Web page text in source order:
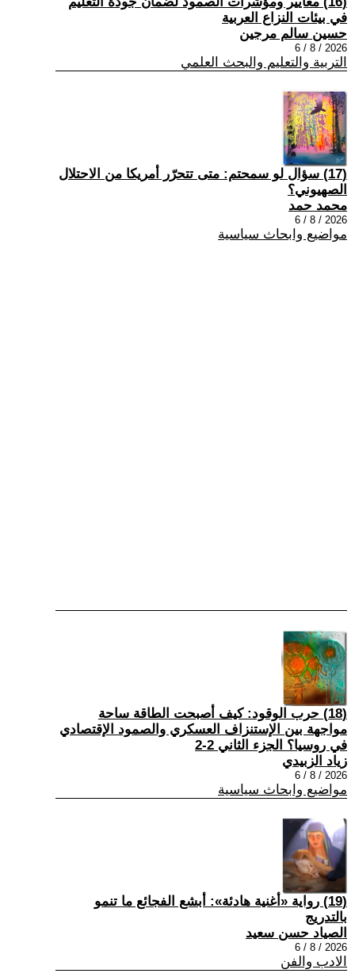
في بيئات النزاع العربية
حسين سالم مرجين
2026 / 8 / 6
التربية والتعليم والبحث العلمي
(17) سؤال لو سمحتم: متى تتحرّر أمريكا من الاحتلال
الصهيوني؟
محمد حمد
2026 / 8 / 6
مواضيع وابحاث سياسية
(18) حرب الوقود: كيف أصبحت الطاقة ساحة
مواجهة بين الإستنزاف العسكري والصمود الإقتصادي
في روسيا؟ الجزء الثاني 2-2
زياد الزبيدي
2026 / 8 / 6
مواضيع وابحاث سياسية
(19) رواية «أغنية هادئة»: أبشع الفجائع ما تنمو
بالتدريج
الصياد حسن سعيد
2026 / 8 / 6
الادب والفن